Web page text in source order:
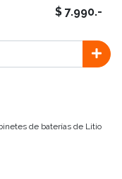
$ 7.990.-
de baterías de Litio